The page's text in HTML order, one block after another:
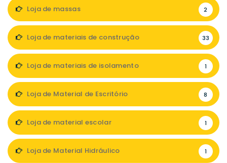
Loja de massas 2
Loja de materiais de construção 33
Loja de materiais de isolamento 1
Loja de Material de Escritório 8
Loja de material escolar 1
Loja de Material Hidráulico 1